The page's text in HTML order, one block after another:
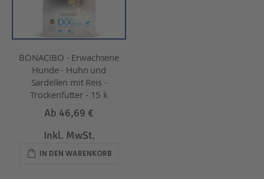
BONACIBO - Erwachsene
Hunde - Huhn und
Sardellen mit Reis -
Trockenfutter - 15 k
Ab 46,69 €
Inkl. MwSt.
IN DEN WARENKORB